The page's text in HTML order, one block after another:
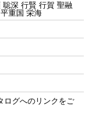
深 行賢 行賀 聖融
重国 栄海
ログへのリンクをご